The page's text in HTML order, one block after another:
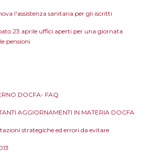
l'assistenza sanitaria per gli iscritti
23 aprile uffici aperti per una giornata
pensioni
DOCFA- FAQ
AGGIORNAMENTI IN MATERIA DOCFA
strategiche ed errori da evitare